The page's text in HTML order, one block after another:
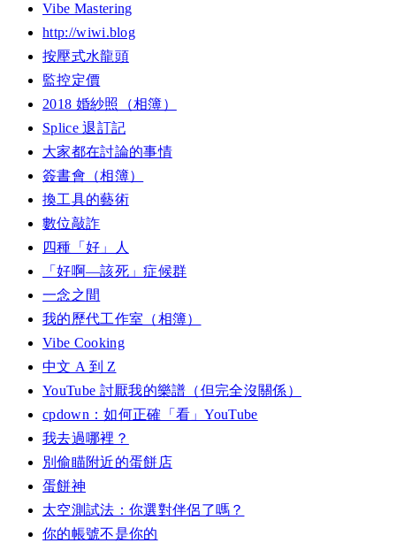
Vibe Mastering
http://wiwi.blog
按壓式水龍頭
監控定價
2018 婚紗照（相簿）
Splice 退訂記
大家都在討論的事情
簽書會（相簿）
換工具的藝術
數位敲詐
四種「好」人
「好啊—該死」症候群
一念之間
我的歷代工作室（相簿）
Vibe Cooking
中文 A 到 Z
YouTube 討厭我的樂譜（但完全沒關係）
cpdown：如何正確「看」YouTube
我去過哪裡？
別偷瞄附近的蛋餅店
蛋餅神
太空測試法：你選對伴侶了嗎？
你的帳號不是你的